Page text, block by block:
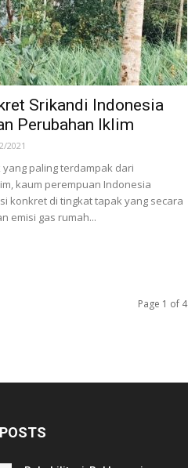
Srikandi Indonesia
Perubahan Iklim
2021
paling terdampak dari
kaum perempuan Indonesia
konkret di tingkat tapak yang secara
emisi gas rumah...
Page 1 of 4